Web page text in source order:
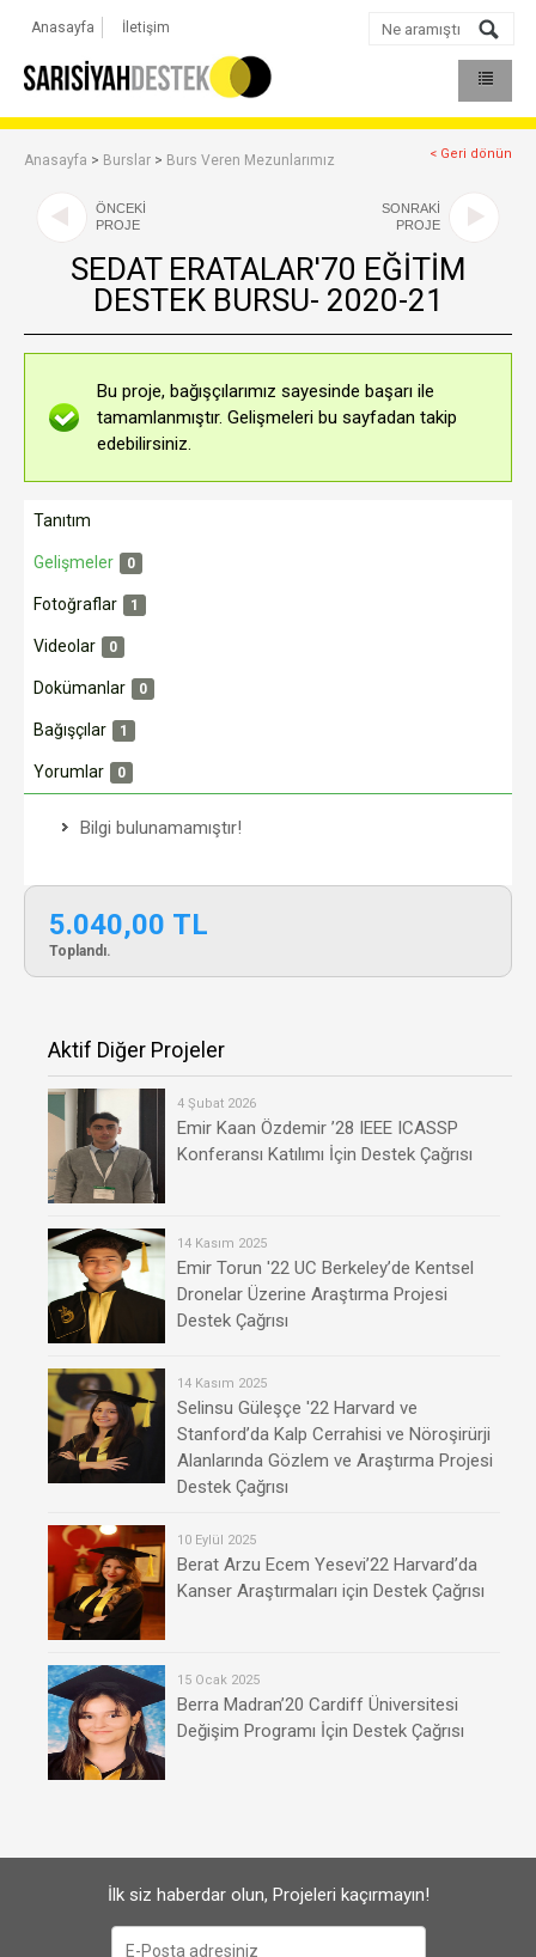
Anasayfa İletişim
Anasayfa > Burslar > Burs Veren Mezunlarımız < Geri dönün
ÖNCEKİ
PROJE
SEDAT ERATALAR'70 EĞİTİM
DESTEK BURSU- 2020-21
SONRAKİ
PROJE
Bu proje, bağışçılarımız sayesinde başarı ile
tamamlanmıştır. Gelişmeleri bu sayfadan takip
edebilirsiniz.
Tanıtım
Gelişmeler 0
Fotoğraflar 1
Videolar 0
Dokümanlar 0
Bağışçılar 1
Yorumlar 0
Bilgi bulunamamıştır!
5.040,00 TL
Toplandı.
Aktif Diğer Projeler
4 Şubat 2026
Emir Kaan Özdemir ’28 IEEE ICASSP
Konferansı Katılımı İçin Destek Çağrısı
14 Kasım 2025
Emir Torun '22 UC Berkeley’de Kentsel
Dronelar Üzerine Araştırma Projesi
Destek Çağrısı
14 Kasım 2025
Selinsu Güleşçe '22 Harvard ve
Stanford’da Kalp Cerrahisi ve Nöroşirürji
Alanlarında Gözlem ve Araştırma Projesi
Destek Çağrısı
10 Eylül 2025
Berat Arzu Ecem Yesevi’22 Harvard’da
Kanser Araştırmaları için Destek Çağrısı
15 Ocak 2025
Berra Madran’20 Cardiff Üniversitesi
Değişim Programı İçin Destek Çağrısı
İlk siz haberdar olun, Projeleri kaçırmayın!